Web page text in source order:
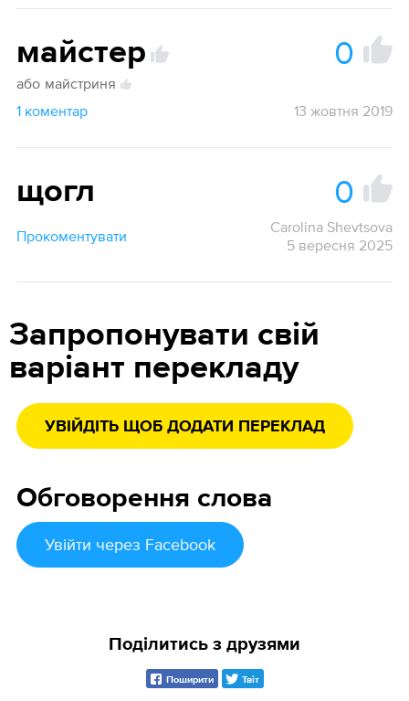
майстер 0
або майстриня
1 коментар
13 жовтня 2019
щогл 0
Прокоментувати
Carolina Shevtsova
5 вересня 2025
Запропонувати свій
варіант перекладу
УВІЙДІТЬ ЩОБ ДОДАТИ ПЕРЕКЛАД
Обговорення слова
Увійти через Facebook
Поділитись з друзями
Поширити Твіт